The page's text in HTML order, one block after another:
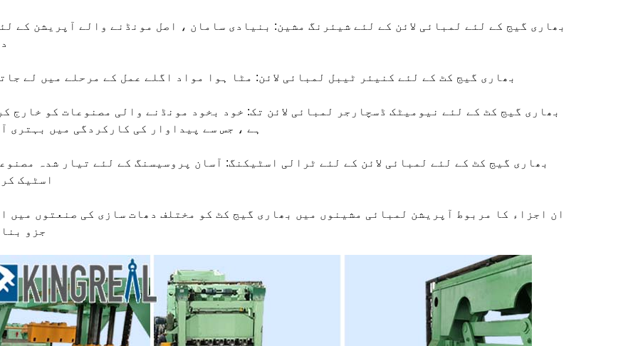
بھاری گیج کٹ کے لئے کنیئر ٹیبل لمبائی لائن: مٹا ہوا مواد اگلے عمل کے مرحلے میں لے
ہے ، جس سے پیداوار کی کارکردگی میں بہتری
اسٹیک
ان اجزاء کا مربوط آپریشن لمبائی مشینوں میں بھاری گیج کٹ کو مختلف دھات سازی کی صنعتوں میں
جزو